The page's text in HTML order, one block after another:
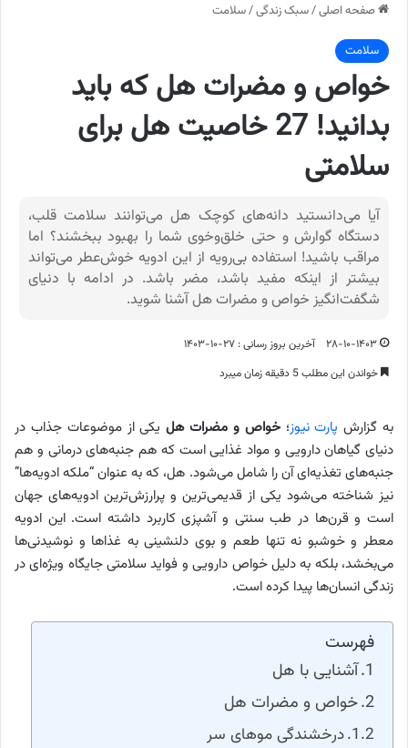
صفحه اصلی/سبک زندگی/سلامت
سلامت
خواص و مضرات هل که باید
بدانید! 27 خاصیت هل برای
سلامتی
آیا می‌دانستید دانه‌های کوچک هل می‌توانند سلامت قلب،
دستگاه گوارش و حتی خلق‌وخوی شما را بهبود ببخشند؟ اما
مراقب باشید! استفاده بی‌رویه از این ادویه خوش‌عطر می‌تواند
بیشتر از اینکه مفید باشد، مضر باشد. در ادامه با دنیای
شگفت‌انگیز خواص و مضرات هل آشنا شوید.
۲۸-۱۰-۱۴۰۳
آخرین بروز رسانی : ۲۷-۱۰-۱۴۰۳
خواندن این مطلب 5 دقیقه زمان میبرد
به گزارش پارت نیوز؛خواص و مضرات هلیکی از موضوعات جذاب در
دنیای گیاهان دارویی و مواد غذایی است که هم جنبه‌های درمانی و هم
جنبه‌های تغذیه‌ای آن را شامل می‌شود. هل، که به عنوان “ملکه ادویه‌ها”
نیز شناخته می‌شود یکی از قدیمی‌ترین و پرارزش‌ترین ادویه‌های جهان
است و قرن‌ها در طب سنتی و آشپزی کاربرد داشته است. این ادویه
معطر و خوشبو نه تنها طعم و بوی دلنشینی به غذاها و نوشیدنی‌ها
می‌بخشد، بلکه به دلیل خواص دارویی و فواید سلامتی جایگاه ویژه‌ای در
زندگی انسان‌ها پیدا کرده است.
فهرست
آشنایی با هل
خواص و مضرات هل
درخشندگی موهای سر